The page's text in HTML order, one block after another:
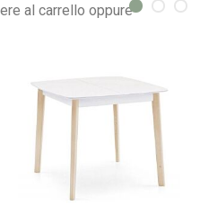
al carrello oppure